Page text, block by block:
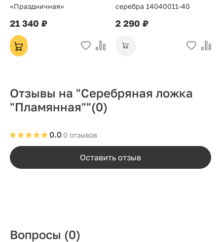
«Праздничная»
21 340 ₽
серебра 14040011-40
2 290 ₽
Отзывы на "Серебряная ложка
"Пламянная""(0)
0 отзывов
0.0
Оставить отзыв
Вопросы (0)